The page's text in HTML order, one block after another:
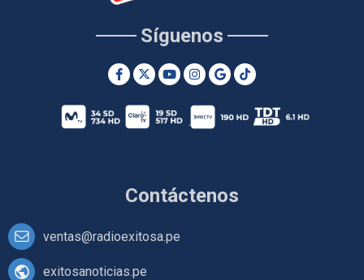
Contáctenos
ventas@radioexitosa.pe
exitosanoticias.pe
Síguenos